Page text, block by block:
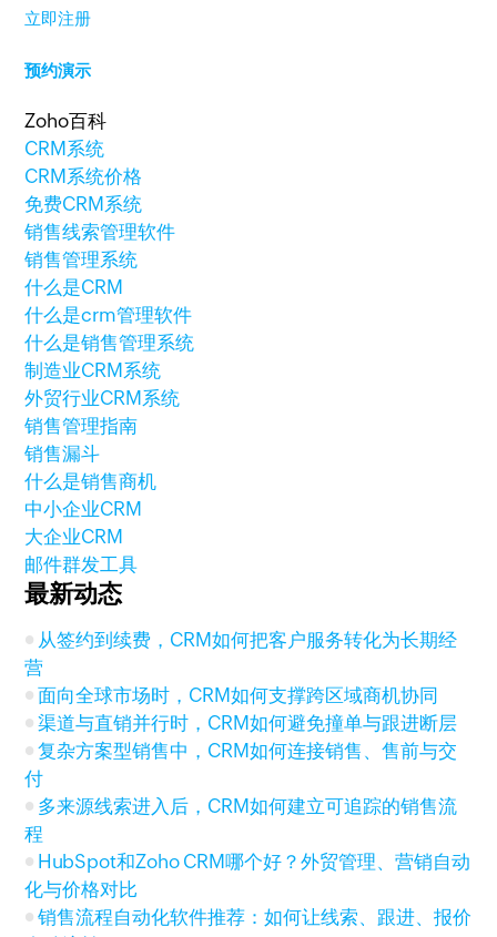
立即注册
预约演示
Zoho百科
CRM系统
CRM系统价格
免费CRM系统
销售线索管理软件
销售管理系统
什么是CRM
什么是crm管理软件
什么是销售管理系统
制造业CRM系统
外贸行业CRM系统
销售管理指南
销售漏斗
什么是销售商机
中小企业CRM
大企业CRM
邮件群发工具
最新动态
从签约到续费，CRM如何把客户服务转化为长期经
营
面向全球市场时，CRM如何支撑跨区域商机协同
渠道与直销并行时，CRM如何避免撞单与跟进断层
复杂方案型销售中，CRM如何连接销售、售前与交
付
多来源线索进入后，CRM如何建立可追踪的销售流
程
HubSpot和Zoho CRM哪个好？外贸管理、营销自动
化与价格对比
销售流程自动化软件推荐：如何让线索、跟进、报价